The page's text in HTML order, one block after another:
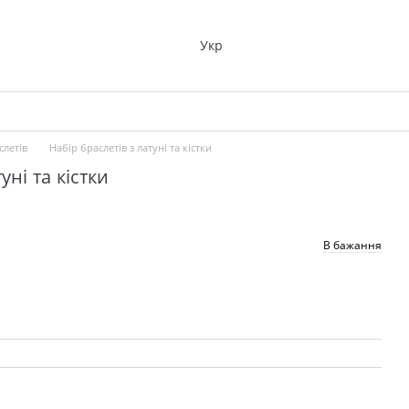
Укр
Набір браслетів з латуні та кістки
та кістки
В бажання